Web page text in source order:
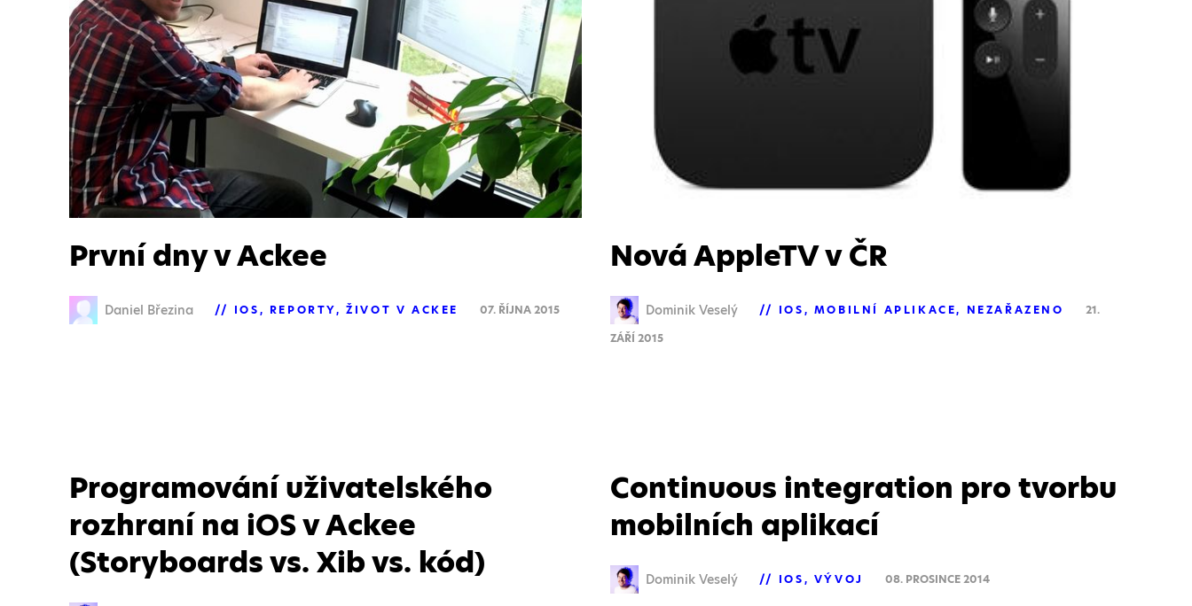
První dny v Ackee
Daniel Březina IOS REPORTY ŽIVOT V ACKEE 07. ŘÍJNA 2015
Nová AppleTV v ČR
Dominik Veselý IOS MOBILNÍ APLIKACE NEZAŘAZENO
21.
ZÁŘÍ 2015
Programování uživatelského
rozhraní na iOS v Ackee
(Storyboards vs. Xib vs. kód)
Continuous integration pro tvorbu
mobilních aplikací
Dominik Veselý IOS VÝVOJ 08. PROSINCE 2014